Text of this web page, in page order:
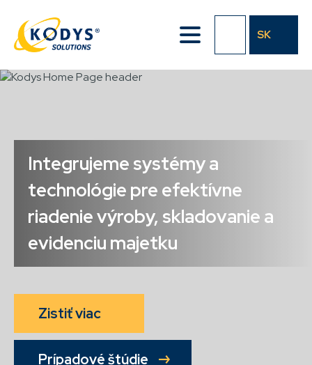
hlavnímu
obsahu
SK
Integrujeme systémy a
technológie pre efektívne
riadenie výroby, skladovanie a
evidenciu majetku
Zistiť viac
Prípadové štúdie